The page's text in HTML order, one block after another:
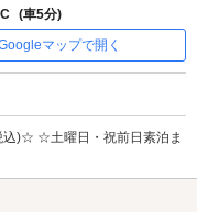
(車5分)
マップで開く
)☆ ☆土曜日・祝前日素泊ま